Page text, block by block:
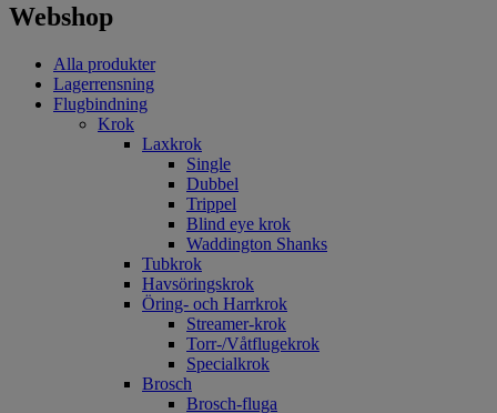
Webshop
Alla produkter
Lagerrensning
Flugbindning
Krok
Laxkrok
Single
Dubbel
Trippel
Blind eye krok
Waddington Shanks
Tubkrok
Havsöringskrok
Öring- och Harrkrok
Streamer-krok
Torr-/Våtflugekrok
Specialkrok
Brosch
Brosch-fluga